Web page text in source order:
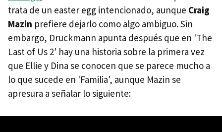
trata de un easter egg intencionado, aunque Craig
Mazin prefiere dejarlo como algo ambiguo. Sin
embargo, Druckmann apunta después que en 'The
Last of Us 2' hay una historia sobre la primera vez
que Ellie y Dina se conocen que se parece mucho a
lo que sucede en 'Familia', aunque Mazin se
apresura a señalar lo siguiente: